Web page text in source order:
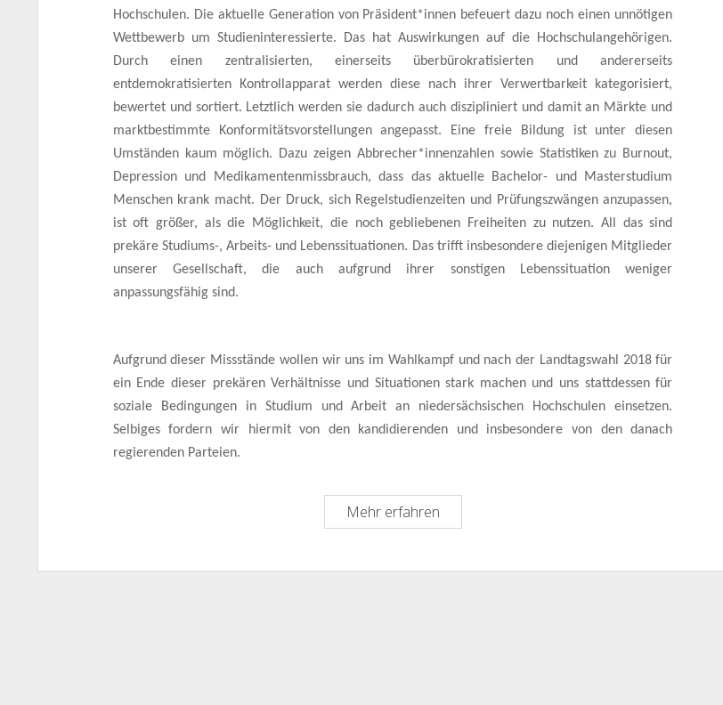
Hochschulen. Die aktuelle Generation von Präsident*innen befeuert dazu noch einen unnötigen
Wettbewerb um Studieninteressierte. Das hat Auswirkungen auf die Hochschulangehörigen.
Durch einen zentralisierten, einerseits überbürokratisierten und andererseits
entdemokratisierten Kontrollapparat werden diese nach ihrer Verwertbarkeit kategorisiert,
bewertet und sortiert. Letztlich werden sie dadurch auch diszipliniert und damit an Märkte und
marktbestimmte Konformitätsvorstellungen angepasst. Eine freie Bildung ist unter diesen
Umständen kaum möglich. Dazu zeigen Abbrecher*innenzahlen sowie Statistiken zu Burnout,
Depression und Medikamentenmissbrauch, dass das aktuelle Bachelor- und Masterstudium
Menschen krank macht. Der Druck, sich Regelstudienzeiten und Prüfungszwängen anzupassen,
ist oft größer, als die Möglichkeit, die noch gebliebenen Freiheiten zu nutzen. All das sind
prekäre Studiums-, Arbeits- und Lebenssituationen. Das trifft insbesondere diejenigen Mitglieder
unserer Gesellschaft, die auch aufgrund ihrer sonstigen Lebenssituation weniger
anpassungsfähig sind.
Aufgrund dieser Missstände wollen wir uns im Wahlkampf und nach der Landtagswahl 2018 für
ein Ende dieser prekären Verhältnisse und Situationen stark machen und uns stattdessen für
soziale Bedingungen in Studium und Arbeit an niedersächsischen Hochschuleneinsetzen.
Selbiges fordern wir hiermit von den kandidierenden und insbesondere von den danach
regierenden Parteien.
Mehr erfahrenHochschulen
sozial
–